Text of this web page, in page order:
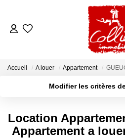
A Louer
Accueil A louer Appartement
Modifier les critères
Type de bien
Budget max
Location
Appartement a